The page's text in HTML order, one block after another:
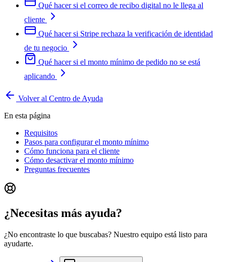
Qué hacer si el correo de recibo digital no le llega al
cliente
Qué hacer si Stripe rechaza la verificación de identidad
de tu negocio
Qué hacer si el monto mínimo de pedido no se está
aplicando
Volver al Centro de Ayuda
En esta página
Requisitos
Pasos para configurar el monto mínimo
Cómo funciona para el cliente
Cómo desactivar el monto mínimo
Preguntas frecuentes
¿Necesitas más ayuda?
¿No encontraste lo que buscabas? Nuestro equipo está listo para
ayudarte.